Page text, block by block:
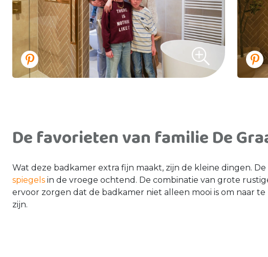
De favorieten van familie De
Wat deze badkamer extra fijn maakt, zijn de kleine dingen.
spiegels in de vroege ochtend. De combinatie van grote
ervoor zorgen dat de badkamer niet alleen mooi is om naar
zijn.